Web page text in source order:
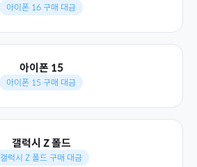
아이폰 16 구매 대금
아이폰 15
아이폰 15 구매 대금
갤럭시 Z 폴드
갤럭시 Z 폴드 구매 대금